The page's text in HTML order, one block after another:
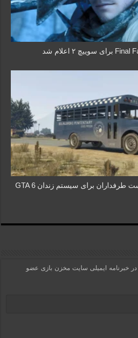
ماد جدید GTA 5 درخواست طرفداران برای سیستم زندان GTA 6
در خبرنامه ایمیلی سایت مخزن بازی عضو